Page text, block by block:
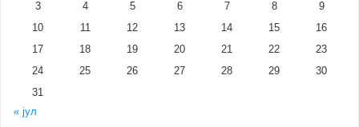
3
4 5 6 7 8
9
10
11 12 13 14 15
16
17
18 19 20 21 22
23
24
25 26 27 28 29
30
31
« јул